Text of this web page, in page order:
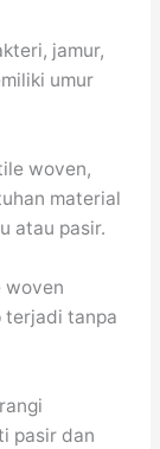
jamur,
umur
woven,
material
atau pasir.
woven
terjadi tanpa
pasir dan